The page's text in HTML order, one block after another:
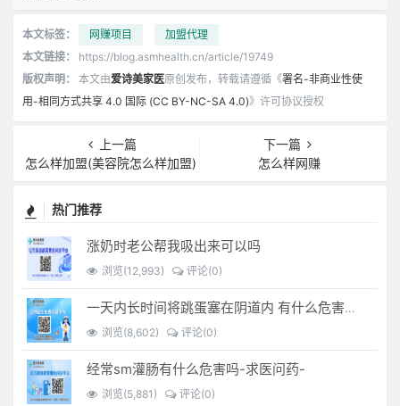
本文标签： 网赚项目
加盟代理
本文链接：
https://blog.asmhealth.cn/article/19749
版权声明：
本文由爱诗美家医原创发布，转载请遵循《署名-非商业性使
用-相同方式共享 4.0 国际 (CC BY-NC-SA 4.0)》许可协议授权
上一篇
怎么样加盟(美容院怎么样加盟)
下一篇
怎么样网赚
热门推荐
涨奶时老公帮我吸出来可以吗
浏览(12,993) 评论(0)
一天内长时间将跳蛋塞在阴道内 有什么危害免...(跳蛋是放哪里)
浏览(8,602) 评论(0)
经常sm灌肠有什么危害吗-求医问药-
浏览(5,881) 评论(0)